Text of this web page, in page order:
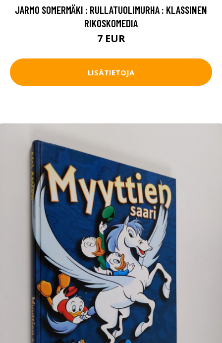
JARMO SOMERMÄKI : RULLATUOLIMURHA : KLASSINEN
RIKOSKOMEDIA
7 EUR
LISÄTIETOJA